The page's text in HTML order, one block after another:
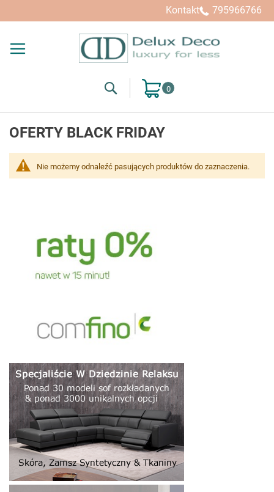
Kontakt 795966766
SearchMój koszyk
OFERTY BLACK FRIDAY
Nie możemy odnaleźć pasujących produktów do zaznaczenia.